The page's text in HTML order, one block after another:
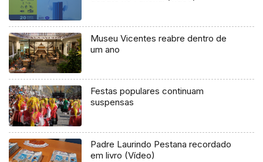
Museu Vicentes reabre dentro de
um ano
Festas populares continuam
suspensas
Padre Laurindo Pestana recordado
em livro (Vídeo)